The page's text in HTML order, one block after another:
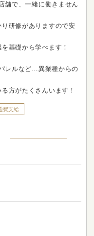
舗で、一緒に働きません
研修がありますので安
基礎から学べます！
レルなど…異業種からの
方がたくさんいます！
費支給